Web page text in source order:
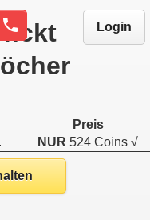
phone Login
fickt
Preis
NUR 524 Coins √